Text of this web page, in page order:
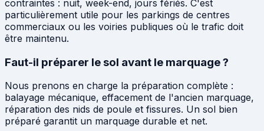
contraintes : nuit, week-end, jours fériés. C'est
particulièrement utile pour les parkings de centres
commerciaux ou les voiries publiques où le trafic doit
être maintenu.
Faut-il préparer le sol avant le marquage ?
Nous prenons en charge la préparation complète :
balayage mécanique, effacement de l'ancien marquage,
réparation des nids de poule et fissures. Un sol bien
préparé garantit un marquage durable et net.